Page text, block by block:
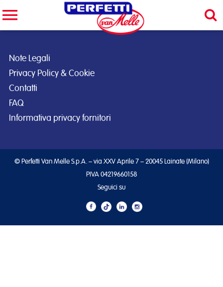
Note Legali
Privacy Policy & Cookie
Contatti
FAQ
Informativa privacy fornitori
© Perfetti Van Melle S.p.A. – via XXV Aprile 7 – 20045 Lainate (Milano)
PIVA 04219660158
Seguici su